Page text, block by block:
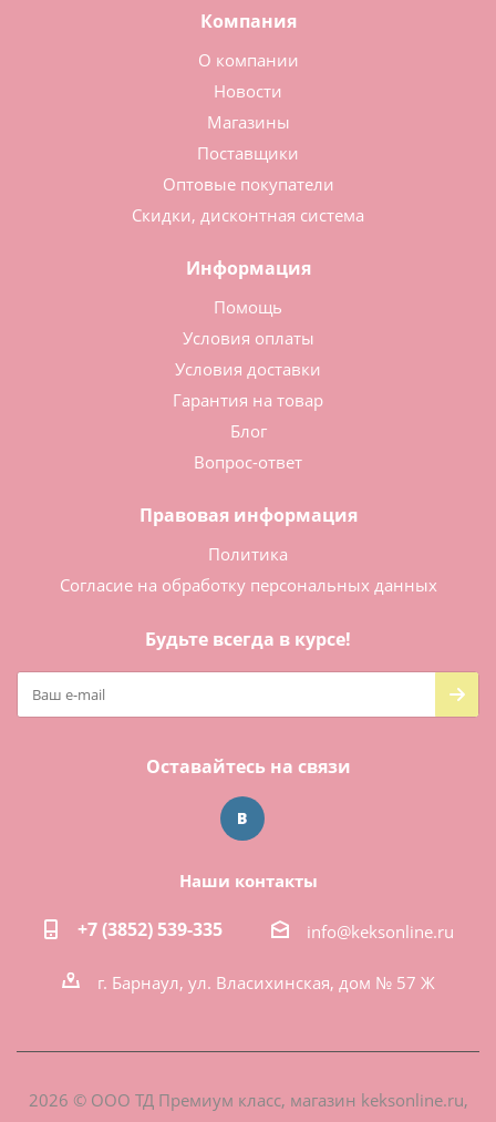
Компания
О компании
Новости
Магазины
Поставщики
Оптовые покупатели
Скидки, дисконтная система
Информация
Помощь
Условия оплаты
Условия доставки
Гарантия на товар
Блог
Вопрос-ответ
Правовая информация
Политика
Согласие на обработку персональных данных
Будьте всегда в курсе!
Оставайтесь на связи
Наши контакты
+7 (3852) 539-335 info@keksonline.ru
г. Барнаул, ул. Власихинская, дом № 57 Ж
2026 © ООО ТД Премиум класс, магазин keksonline.ru,